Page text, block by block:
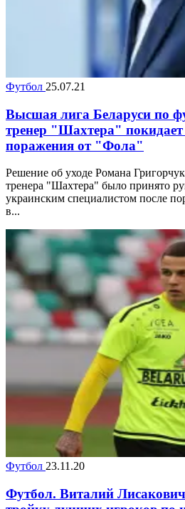
Футбол 25.07.21
Высшая лига Беларуси по
тренер "Шахтера" покидает
поражения от "Фола"
Решение об уходе Романа
тренера "Шахтера" было принято
украинским специалистом после
в...
Футбол 23.11.20
Футбол. Виталий